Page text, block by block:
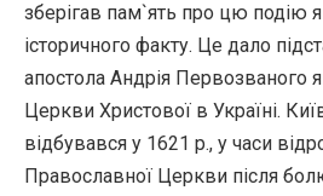
зберігав пам`ять про цю подію
історичного факту. Це дало
апостола Андрія Первозваного
Церкви Христової в Україні.
відбувався у 1621 р., у часи
Православної Церкви після